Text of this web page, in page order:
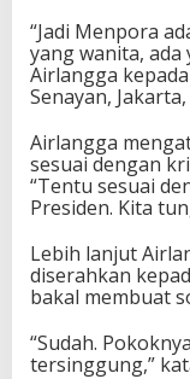
“Jadi Menpora
yang wanita, ada
Airlangga
Senayan,
Airlangga
sesuai dengan
“Tentu sesuai
Presiden. Kita
Lebih lanjut
diserahkan
bakal membuat
“Sudah.
tersinggung,”